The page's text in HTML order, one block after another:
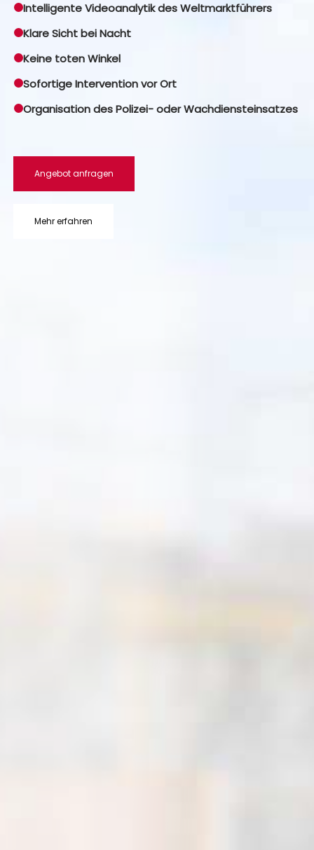
Intelligente Videoanalytik des Weltmarktführers
Klare Sicht bei Nacht
Keine toten Winkel
Sofortige Intervention vor Ort
Organisation des Polizei- oder Wachdiensteinsatzes
Angebot anfragen
Mehr erfahren